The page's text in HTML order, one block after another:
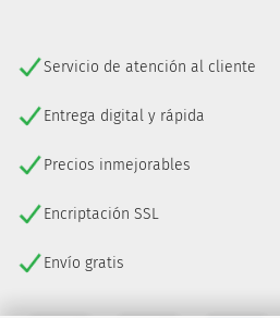
Servicio de atención al cliente
Entrega digital y rápida
Precios inmejorables
Encriptación SSL
Envío gratis